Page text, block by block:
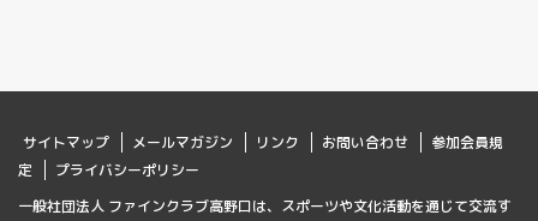
サイトマップ メールマガジン リンク お問い合わせ
参加会員規
定
プライバシーポリシー
一般社団法人 ファインクラブ高野口は、スポーツや文化活動を通じて交流す